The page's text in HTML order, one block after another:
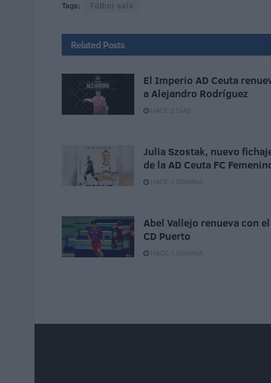
Tags: Fútbol-sala
Related Posts
El Imperio AD Ceuta
a Alejandro Rodríguez
HACE 2 DÍAS
Julia Szostak, nuevo
de la AD Ceuta FC
HACE 1 SEMANA
Abel Vallejo renueva con el
CD Puerto
HACE 1 SEMANA